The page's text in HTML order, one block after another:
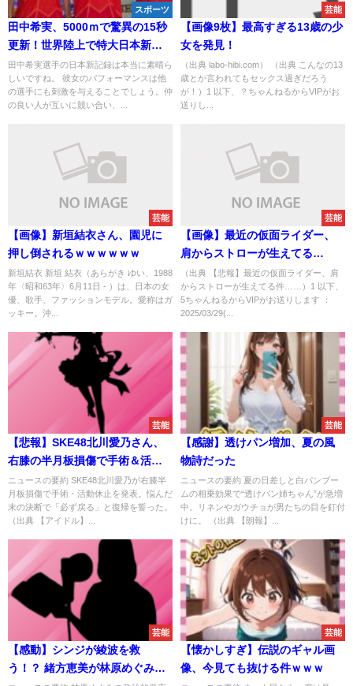
スポーツ
田中希実、5000ｍで驚異の15秒
更新！世界陸上で特大日本新記
録を樹立！
田中希実選手の日本新記録は本当に素晴ら
しいですね。 彼女のパフォーマンスは他
の選手にも刺激を与えることでしょう。仲
の良い人が互いに競い合い、...
芸能
【画像9枚】最高すぎる13歳の少
女を発見！
（出典 labo-hibi.com） （出典 こんなの13
歳とか言われてもセックス過ぎだろう
が！）1 以下、？ちゃんねるからVIPがお
送りし...
芸能
【画像】新垣結衣さん、園児に
押し倒されるｗｗｗｗｗｗ
新垣結衣 新垣 結衣（あらがき ゆい、1988
年〈昭和63年〉6月11日 - ）は、日本の女
優、歌手、ファッションモデル。愛称はガ
ッキー。沖...
芸能
【画像】最近の仮面ライダー、
肩からストローが生えてる
件……
（出典 【悲報】最近の仮面ライダー、肩
からストローが生えてる件……）1 以下、
5ちゃんねるからVIPがお送りします ：
2025/03/29(...
芸能
【悲報】SKE48北川愛乃さん、
右膝の半月板損傷で手術＆活動
休止を発表…
ニュースの要約 SKE48北川愛乃が右膝半
月板損傷で手術・活動休止を発表。悩んだ
末の決断で「必ず戻る」と復帰を誓った。
（出典 【アイドル】...
芸能
【感謝】透けパン増加、夏の風
物詩だった
ニュースの要約 夏の日差しと白パンブー
ムの相乗効果で“透けパン姉ちゃん”が急増
中。リネンやガウチョが男たちの目を釘付
けに。 （出典 【朗報】...
芸能
【感動】シンジが綾波を救
う！？ 緒方恵美が林原めぐみに
芸能
【懐かしすぎ】伝説のギャル画
像、今見ても抜ける件ｗｗｗ